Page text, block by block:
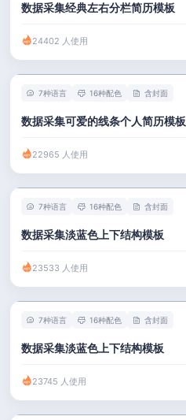
数据采集经典左右分栏简历模板
24402 人使用
7种语言 16种配色 含封面
数据采集可爱的线条个人简历模板
22965 人使用
7种语言 16种配色 含封面
数据采集淡蓝色上下结构模板
23533 人使用
7种语言 16种配色 含封面
数据采集淡蓝色上下结构模板
23745 人使用